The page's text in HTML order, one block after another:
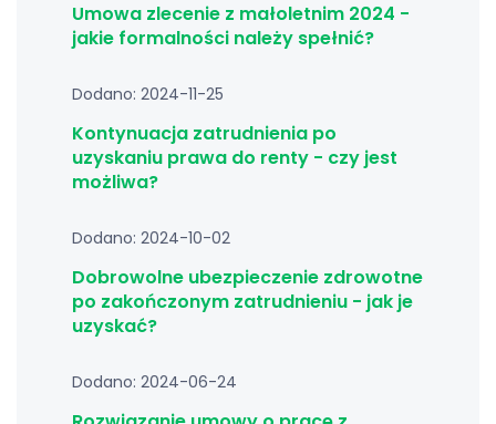
Umowa zlecenie z małoletnim 2024 -
jakie formalności należy spełnić?
Dodano: 2024-11-25
Kontynuacja zatrudnienia po
uzyskaniu prawa do renty - czy jest
możliwa?
Dodano: 2024-10-02
Dobrowolne ubezpieczenie zdrowotne
po zakończonym zatrudnieniu - jak je
uzyskać?
Dodano: 2024-06-24